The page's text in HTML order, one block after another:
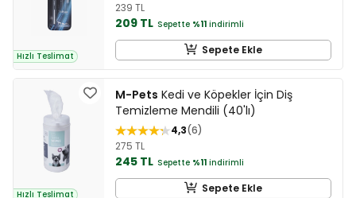
Hızlı Teslimat
239 TL
209 TL Sepette %11 indirimli
Sepete Ekle
Hızlı Teslimat
M-Pets Kedi ve Köpekler İçin Diş
Temizleme Mendili (40'lı)
4,3 6
275 TL
245 TL Sepette %11 indirimli
Sepete Ekle